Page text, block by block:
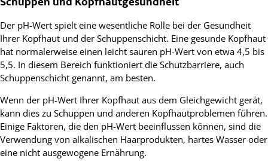
Der pH-Wert spielt eine wesentliche Rolle bei der Gesundheit
Ihrer Kopfhaut und der Schuppenschicht. Eine gesunde Kopfhaut
hat normalerweise einen leicht sauren pH-Wert von etwa 4,5 bis
5,5. In diesem Bereich funktioniert die Schutzbarriere, auch
Schuppenschicht genannt, am besten.
Wenn der pH-Wert Ihrer Kopfhaut aus dem Gleichgewicht gerät,
kann dies zu Schuppen und anderen Kopfhautproblemen führen.
Einige Faktoren, die den pH-Wert beeinflussen können, sind die
Verwendung von alkalischen Haarprodukten, hartes Wasser oder
eine nicht ausgewogene Ernährung.